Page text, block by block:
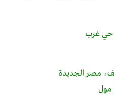
حي غرب
مول